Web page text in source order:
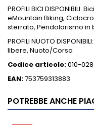
PROFILI BICI DISPONIBILI:
eMountain Biking,
sterrato, Pendolarismo in
PROFILI NUOTO
libere, Nuoto/Corsa
Codice articolo:010-
EAN:753759313883
POTREBBE ANCHE